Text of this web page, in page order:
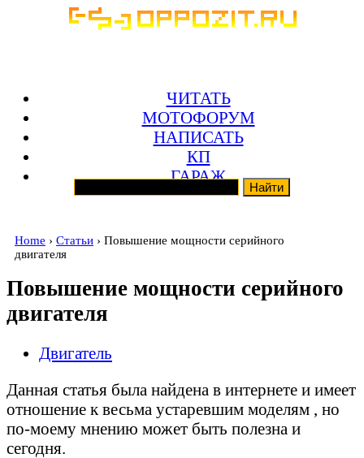
ЧИТАТЬ
МОТОФОРУМ
НАПИСАТЬ
КП
ГАРАЖ
Home › Статьи › Повышение мощности серийного
двигателя
Повышение мощности серийного
двигателя
Двигатель
Данная статья была найдена в интернете и имеет
отношение к весьма устаревшим моделям , но
по-моему мнению может быть полезна и
сегодня.